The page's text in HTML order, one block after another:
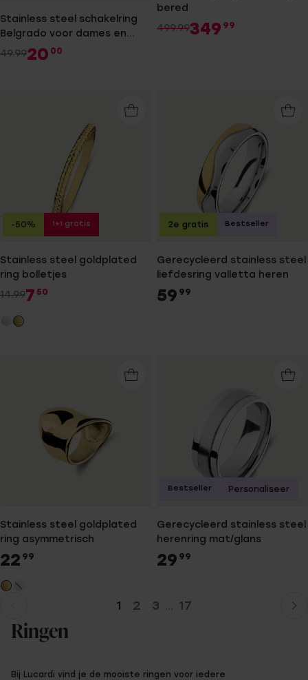
Stainless steel schakelring
Belgrado voor dames en
heren
49.9920 00
bered
499.99349 99
Stainless steel goldplated
ring bolletjes
14.997 50
-50% 1+1 gratis
Gerecycleerd stainless steel
liefdesring valletta heren
59 99
2e gratis Bestseller
Stainless steel goldplated
ring asymmetrisch
22 99
Gerecycleerd stainless steel
herenring mat/glans
29 99
Bestseller Personaliseer
pagina
1 2 3 ... 17
naarRingen
Bij Lucardi vind je de mooiste ringen voor iedere